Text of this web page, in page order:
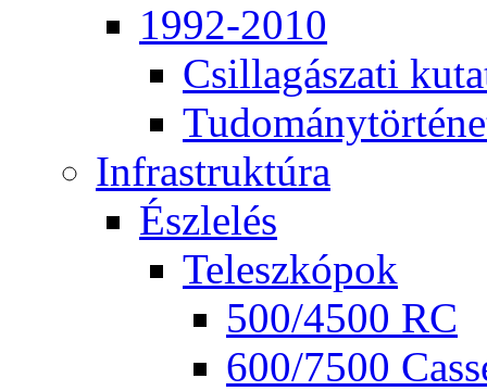
1992-2010
Csil­la­gá­sza­ti
Inf­ra­struk­tú­ra
Ész­le­lés
Te­lesz­kó­pok
500/4500 RC
600/7500